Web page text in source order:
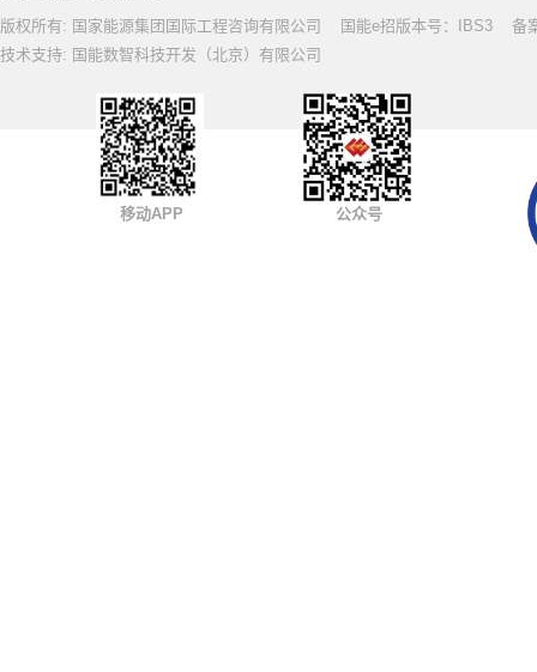
版权所有: 国家能源集团国际工程咨询有限公司 国能e招版本号：IBS3 备
技术支持: 国能数智科技开发（北京）有限公司
移动APP 公众号